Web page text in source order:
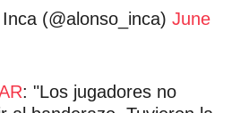
(@alonso_inca) June
: "Los jugadores no